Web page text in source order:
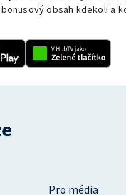
obsah kdekoli a
Pro média